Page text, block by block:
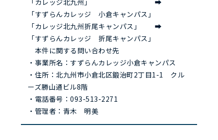
「すずらんカレッジ 小倉キャンパス」
「カレッジ北九州折尾キャンパス」 ➡
「すずらんカレッジ 折尾キャンパス」
本件に関する問い合わせ先
・事業所名：すずらんカレッジ小倉キャンパス
・住所：北九州市小倉北区鍛治町2丁目1-1 クル
ーズ勝山通ビル8階
・電話番号：093-513-2271
・管理者：青木 明美